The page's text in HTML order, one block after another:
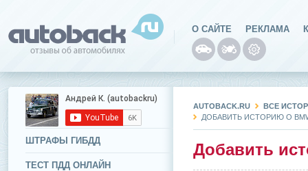
О САЙТЕ РЕКЛАМА
ШТРАФЫ ГИБДД
ТЕСТ ПДД ОНЛАЙН
AUTOBACK.RU
ВСЕ
ДОБАВИТЬ ИСТОРИЮ О
Добавить